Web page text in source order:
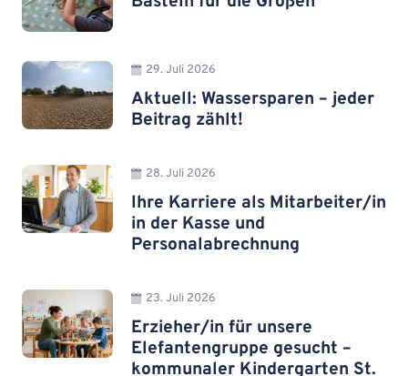
29. Juli 2026
Aktuell: Wassersparen – jeder
Beitrag zählt!
28. Juli 2026
Ihre Karriere als Mitarbeiter/in
in der Kasse und
Personalabrechnung
23. Juli 2026
Erzieher/in für unsere
Elefantengruppe gesucht –
kommunaler Kindergarten St.